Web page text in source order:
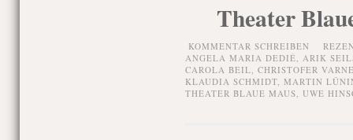
Theater
KOMMENTAR SCHREIBEN
ANGELA MARIA DEDIÉ, ARIK
CAROLA BEIL, CHRISTOFER
KLAUDIA SCHMIDT, MARTIN
THEATER BLAUE MAUS, UWE